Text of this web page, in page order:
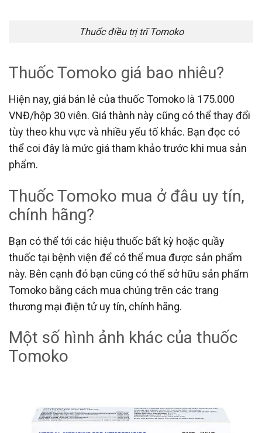
Thuốc điều trị trĩ Tomoko
Thuốc Tomoko giá bao nhiêu?
Hiện nay, giá bán lẻ của thuốc Tomoko là 175.000
VNĐ/hộp 30 viên. Giá thành này cũng có thể thay đổi
tùy theo khu vực và nhiều yếu tố khác. Bạn đọc có
thể coi đây là mức giá tham khảo trước khi mua sản
phẩm.
Thuốc Tomoko mua ở đâu uy tín,
chính hãng?
Bạn có thể tới các hiệu thuốc bất kỳ hoặc quầy
thuốc tại bệnh viện để có thể mua được sản phẩm
này. Bên cạnh đó bạn cũng có thể sở hữu sản phẩm
Tomoko bằng cách mua chúng trên các trang
thương mại điện tử uy tín, chính hãng.
Một số hình ảnh khác của thuốc
Tomoko